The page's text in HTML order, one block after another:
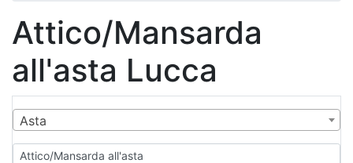
Attico/Mansarda
all'asta Lucca
Asta
Attico/Mansarda all'asta